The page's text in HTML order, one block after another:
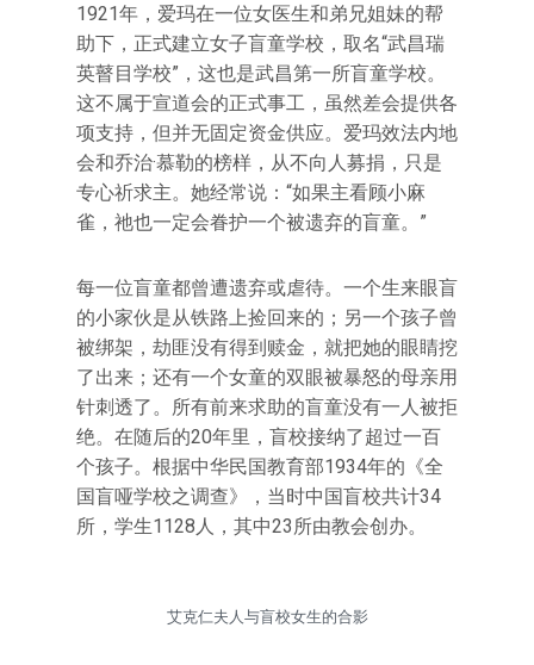
1921年，爱玛在一位女医生和弟兄姐妹的帮
助下，正式建立女子盲童学校，取名“武昌瑞
英瞽目学校”，这也是武昌第一所盲童学校。
这不属于宣道会的正式事工，虽然差会提供各
项支持，但并无固定资金供应。爱玛效法内地
会和乔治·慕勒的榜样，从不向人募捐，只是
专心祈求主。她经常说：“如果主看顾小麻
雀，祂也一定会眷护一个被遗弃的盲童。”
每一位盲童都曾遭遗弃或虐待。一个生来眼盲
的小家伙是从铁路上捡回来的；另一个孩子曾
被绑架，劫匪没有得到赎金，就把她的眼睛挖
了出来；还有一个女童的双眼被暴怒的母亲用
针刺透了。所有前来求助的盲童没有一人被拒
绝。在随后的20年里，盲校接纳了超过一百
个孩子。根据中华民国教育部1934年的《全
国盲哑学校之调查》，当时中国盲校共计34
所，学生1128人，其中23所由教会创办。
艾克仁夫人与盲校女生的合影